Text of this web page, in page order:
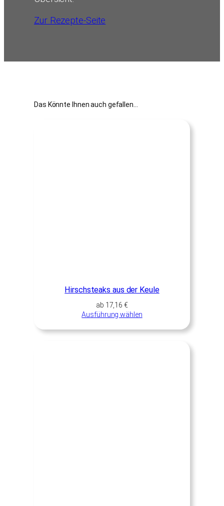
Zur Rezepte-Seite
Das Könnte Ihnen auch gefallen…
Hirschsteaks aus der Keule
ab 17,16€
Ausführung wählen